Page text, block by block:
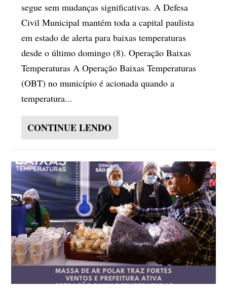
segue sem mudanças significativas. A Defesa
Civil Municipal mantém toda a capital paulista
em estado de alerta para baixas temperaturas
desde o último domingo (8). Operação Baixas
Temperaturas A Operação Baixas Temperaturas
(OBT) no município é acionada quando a
temperatura...
CONTINUE LENDO